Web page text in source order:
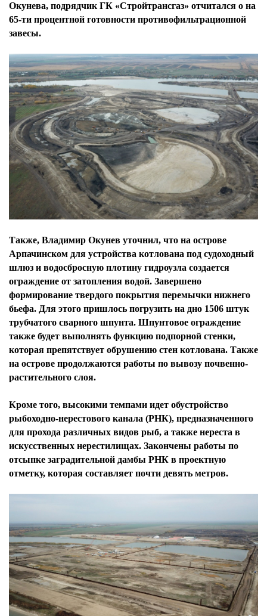
Окунева, подрядчик ГК «Стройтрансгаз» отчитался о на
65-ти процентной готовности противофильтрационной
завесы.
Также, Владимир Окунев уточнил, что на острове
Арпачинском для устройства котлована под судоходный
шлюз и водосбросную плотину гидроузла создается
ограждение от затопления водой. Завершено
формирование твердого покрытия перемычки нижнего
бьефа. Для этого пришлось погрузить на дно 1506 штук
трубчатого сварного шпунта. Шпунтовое ограждение
также будет выполнять функцию подпорной стенки,
которая препятствует обрушению стен котлована. Также
на острове продолжаются работы по вывозу почвенно-
растительного слоя.
Кроме того, высокими темпами идет обустройство
рыбоходно-нерестового канала (РНК), предназначенного
для прохода различных видов рыб, а также нереста в
искусственных нерестилищах. Закончены работы по
отсыпке заградительной дамбы РНК в проектную
отметку, которая составляет почти девять метров.